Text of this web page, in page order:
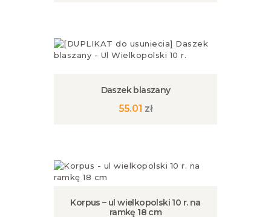
Daszek blaszany
55.01 zł
wariantów.
wybrać
Korpus – ul wielkopolski 10 r. na
ramkę 18 cm